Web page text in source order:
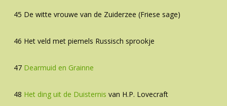
45 De witte vrouwe van de Zuiderzee (Friese sage)
46 Het veld met piemels Russisch sprookje
47Dearmuid en Grainne
48 Het ding uit de Duisternis van H.P. Lovecraft